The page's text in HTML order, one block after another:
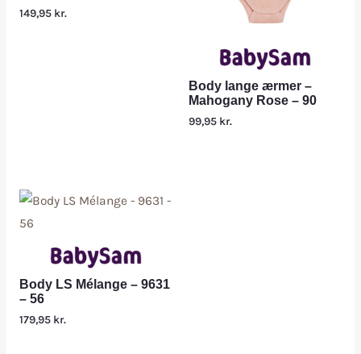
149,95 kr.
Body lange ærmer –
Mahogany Rose – 90
99,95 kr.
Body LS Mélange – 9631
– 56
179,95 kr.